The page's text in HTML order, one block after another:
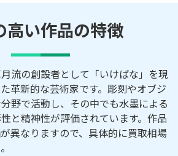
高い作品の特徴
流の創設者として「いけばな」を現
革新的な芸術家です。彫刻やオブジ
野で活動し、その中でも水墨による
と精神性が評価されています。作品
異なりますので、具体的に買取相場